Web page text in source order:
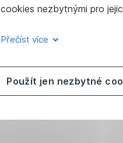
cookies nezbytnými pro
Přečíst více
Použít jen nezbytné